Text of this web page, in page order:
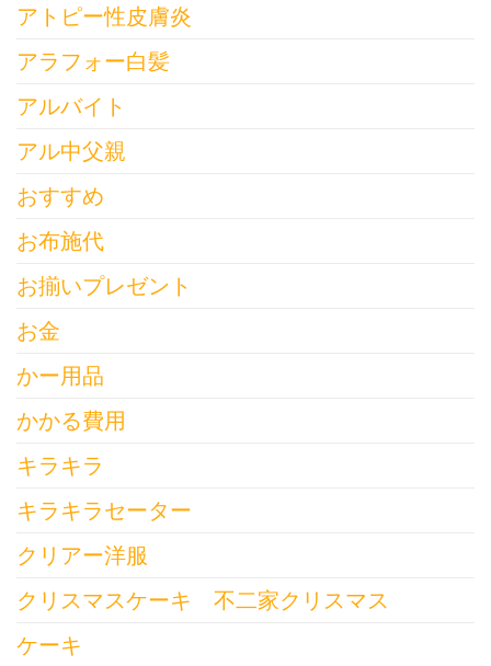
アトピー性皮膚炎
アラフォー白髪
アルバイト
アル中父親
おすすめ
お布施代
お揃いプレゼント
お金
かー用品
かかる費用
キラキラ
キラキラセーター
クリアー洋服
クリスマスケーキ 不二家クリスマス
ケーキ